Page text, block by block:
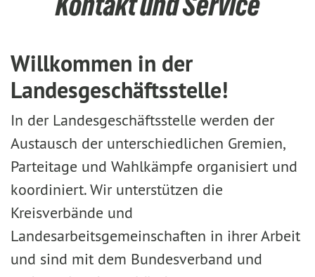
Willkommen in der
Landesgeschäftsstelle!
In der Landesgeschäftsstelle werden der
Austausch der unterschiedlichen Gremien,
Parteitage und Wahlkämpfe organisiert und
koordiniert. Wir unterstützen die
Kreisverbände und
Landesarbeitsgemeinschaften in ihrer Arbeit
und sind mit dem Bundesverband und